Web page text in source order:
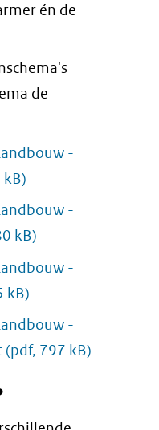
én de
de
-
kB)
-
kB)
-
kB)
-
(pdf, 797 kB)